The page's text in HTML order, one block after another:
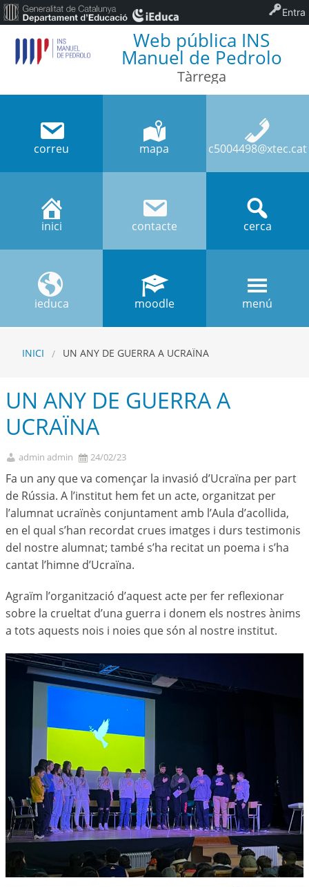
Web pública INS
Manuel de Pedrolo
Tàrrega
correu mapa c5004498@xtec.cat
inici contacte cerca
ieduca moodle menú
INICI UN ANY DE GUERRA A UCRAÏNA
UN ANY DE GUERRA A
UCRAÏNA
admin admin 24/02/23
Fa un any que va començar la invasió d’Ucraïna per part
de Rússia. A l’institut hem fet un acte, organitzat per
l’alumnat ucraïnès conjuntament amb l’Aula d’acollida,
en el qual s’han recordat crues imatges i durs testimonis
del nostre alumnat; també s’ha recitat un poema i s’ha
cantat l’himne d’Ucraïna.
Agraïm l’organització d’aquest acte per fer reflexionar
sobre la crueltat d’una guerra i donem els nostres ànims
a tots aquests nois i noies que són al nostre institut.
Entra